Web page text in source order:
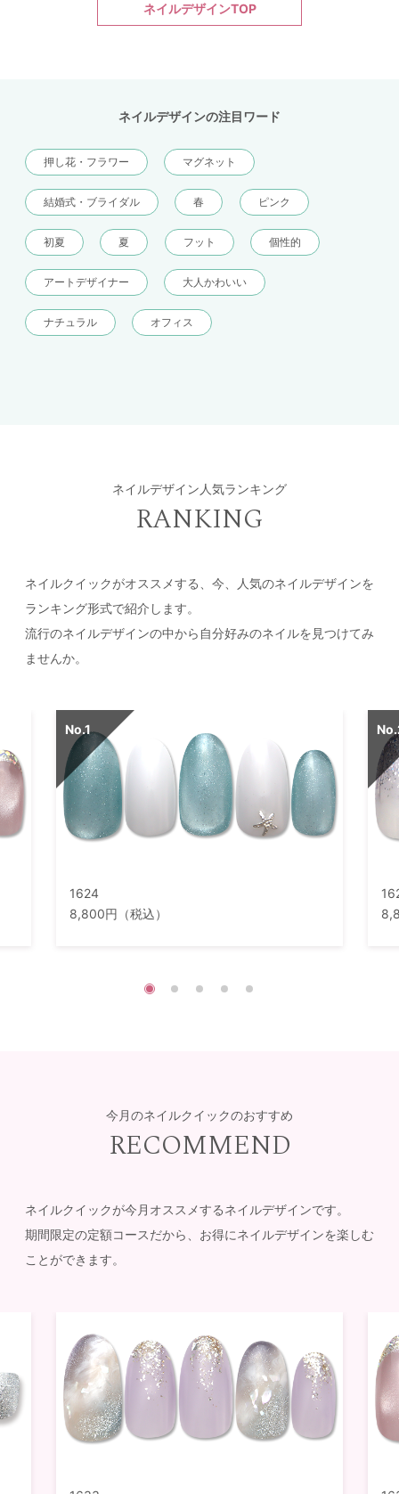
ネイルデザインTOP
ネイルデザインの注目ワード
押し花・フラワー マグネット
結婚式・ブライダル 春 ピンク
初夏 夏 フット 個性的
アートデザイナー 大人かわいい
ナチュラル オフィス
ネイルデザイン人気ランキング
RANKING
ネイルクイックがオススメする、今、人気のネイルデザインを
ランキング形式で紹介します。
流行のネイルデザインの中から自分好みのネイルを見つけてみ
ませんか。
1624
8,800円（税込）
今月のネイルクイックのおすすめ
RECOMMEND
ネイルクイックが今月オススメするネイルデザインです。
期間限定の定額コースだから、お得にネイルデザインを楽しむ
ことができます。